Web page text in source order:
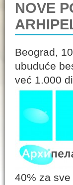
NOVE
Beograd,
ubuduće
već 1.000
40% za sve